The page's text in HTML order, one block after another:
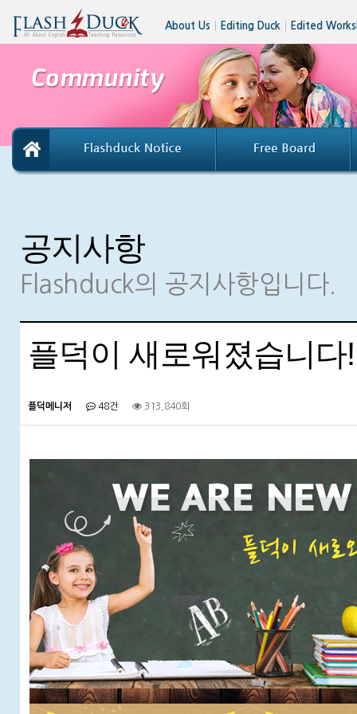
About Us Editing Duck Edited
공지사항
Flashduck의 공지사항입니다.
플덕이 새로워졌습니다!
플덕메니저 48건 313,840회